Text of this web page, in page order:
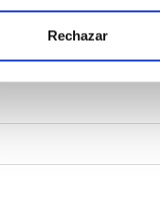
Rechazar